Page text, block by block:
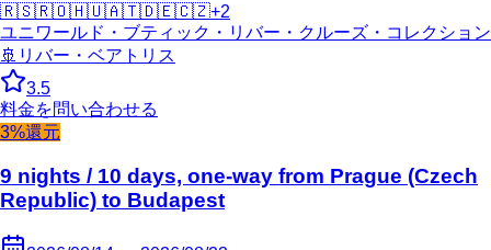
🇷🇸🇷🇴🇭🇺🇦🇹🇩🇪🇨🇿+2
ユニワールド・ブティック・リバー・クルーズ・コレクション
🚢 リバー・ベアトリス
3.5
料金を問い合わせる
3%還元
9 nights / 10 days, one-way from Prague (Czech
Republic) to Budapest